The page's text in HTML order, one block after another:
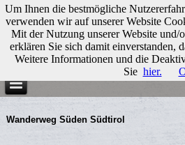
Wanderweg Süden Südtirol
Um Ihnen die bestmögliche
verwenden wir auf unserer Website
Mit der Nutzung unserer Website
erklären Sie sich damit einverstanden,
Weitere Informationen und die
Sie hier.